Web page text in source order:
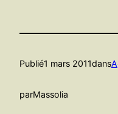
Publié1 mars 2011dans
parMassolia